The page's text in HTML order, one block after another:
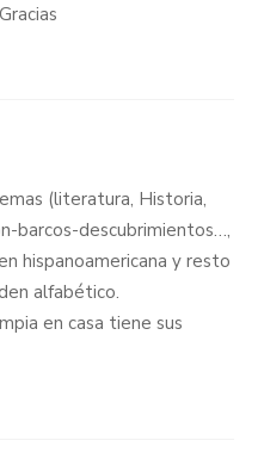
(literatura, Historia,
barcos-descubrimientos…,
hispanoamericana y resto
alfabético.
en casa tiene sus